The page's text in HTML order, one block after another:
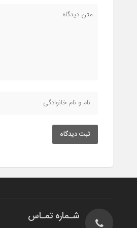
ثبت دیدگاه
شـماره تمـاس